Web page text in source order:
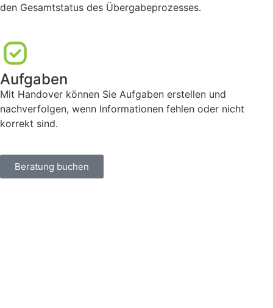
den Gesamtstatus des Übergabeprozesses.
Aufgaben
Mit Handover können Sie Aufgaben erstellen und
nachverfolgen, wenn Informationen fehlen oder nicht
korrekt sind.
Beratung buchen